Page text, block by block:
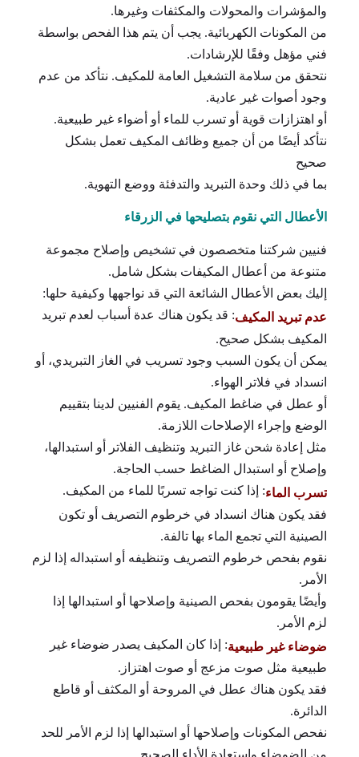
والمؤشرات والمحولات والمكثفات وغيرها.
من المكونات الكهربائية. يجب أن يتم هذا الفحص بواسطة
فني مؤهل وفقًا للإرشادات.
نتحقق من سلامة التشغيل العامة للمكيف. نتأكد من عدم
وجود أصوات غير عادية.
أو اهتزازات قوية أو تسرب للماء أو أضواء غير طبيعية.
نتأكد أيضًا من أن جميع وظائف المكيف تعمل بشكل
صحيح
بما في ذلك وحدة التبريد والتدفئة ووضع التهوية.
الأعطال التي نقوم بتصليحها في الزرقاء
فنيين شركتنا متخصصون في تشخيص وإصلاح مجموعة
متنوعة من أعطال المكيفات بشكل شامل.
إليك بعض الأعطال الشائعة التي قد نواجهها وكيفية حلها:
عدم تبريد المكيف: قد يكون هناك عدة أسباب لعدم تبريد
المكيف بشكل صحيح.
يمكن أن يكون السبب وجود تسريب في الغاز التبريدي، أو
انسداد في فلاتر الهواء.
أو عطل في ضاغط المكيف. يقوم الفنيين لدينا بتقييم
الوضع وإجراء الإصلاحات اللازمة.
مثل إعادة شحن غاز التبريد وتنظيف الفلاتر أو استبدالها،
وإصلاح أو استبدال الضاغط حسب الحاجة.
تسرب الماء: إذا كنت تواجه تسربًا للماء من المكيف.
فقد يكون هناك انسداد في خرطوم التصريف أو تكون
الصينية التي تجمع الماء بها تالفة.
نقوم بفحص خرطوم التصريف وتنظيفه أو استبداله إذا لزم
الأمر.
وأيضًا يقومون بفحص الصينية وإصلاحها أو استبدالها إذا
لزم الأمر.
ضوضاء غير طبيعية: إذا كان المكيف يصدر ضوضاء غير
طبيعية مثل صوت مزعج أو صوت اهتزاز.
فقد يكون هناك عطل في المروحة أو المكثف أو قاطع
الدائرة.
نفحص المكونات وإصلاحها أو استبدالها إذا لزم الأمر للحد